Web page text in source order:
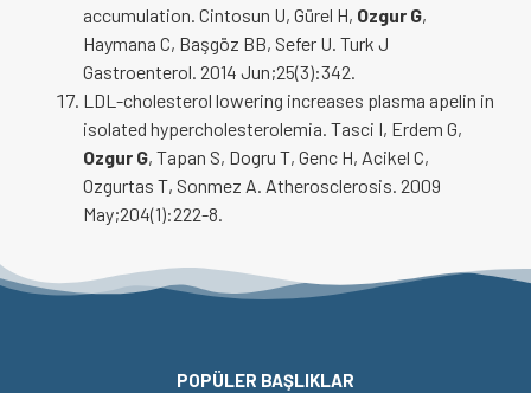
accumulation. Cintosun U, Gürel H, Ozgur G,
Haymana C, Başgöz BB, Sefer U. Turk J
Gastroenterol. 2014 Jun;25(3):342.
LDL-cholesterol lowering increases plasma apelin in
isolated hypercholesterolemia. Tasci I, Erdem G,
Ozgur G, Tapan S, Dogru T, Genc H, Acikel C,
Ozgurtas T, Sonmez A. Atherosclerosis. 2009
May;204(1):222-8.
POPÜLER BAŞLIKLAR